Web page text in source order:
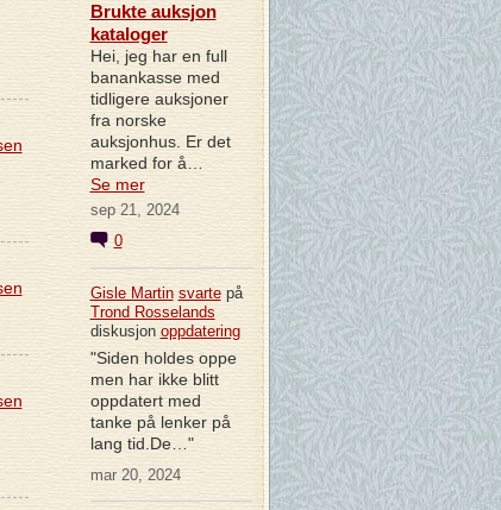
Brukte auksjon
kataloger
Hei, jeg har en full
banankasse med
tidligere auksjoner
fra norske
auksjonhus. Er det
marked for å…
Se mer
sep 21, 2024
0
Gisle Martin svartepå
Trond Rosselands
diskusjon oppdatering
"Siden holdes oppe
men har ikke blitt
oppdatert med
tanke på lenker på
lang tid.De…"
mar 20, 2024